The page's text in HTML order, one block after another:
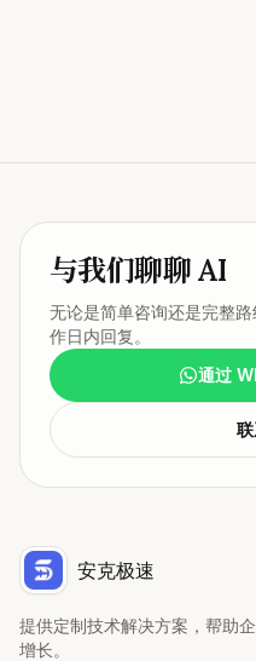
与我们聊聊 AI
无论是简单咨询还是完整
作日内回复。
通过
安克极速
提供定制技术解决方案，帮助
增长。